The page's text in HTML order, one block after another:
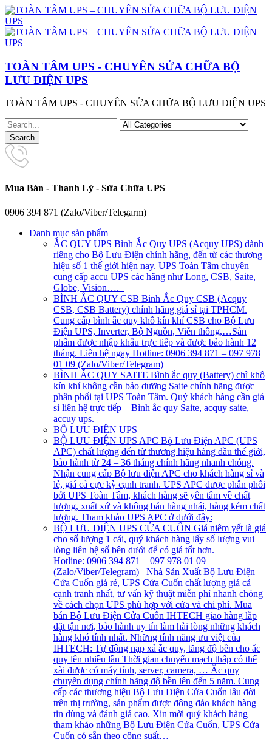
TOÀN TÂM UPS - CHUYÊN SỬA CHỮA BỘ
LƯU ĐIỆN UPS
TOÀN TÂM UPS - CHUYÊN SỬA CHỮA BỘ LƯU ĐIỆN UPS
Mua Bán - Thanh Lý - Sửa Chữa UPS
0906 394 871 (Zalo/Viber/Telegarm)
Danh mục sản phẩm
ẮC QUY UPS Bình Ắc Quy UPS (Acquy UPS) dành
riêng cho Bộ Lưu Điện chính hãng, đến từ các thương
hiệu số 1 thế giới hiện nay. UPS Toàn Tâm chuyên
cung cấp accu UPS các hãng như Long, CSB, Saite,
Globe, Vision….
BÌNH ẮC QUY CSB Bình Ắc Quy CSB (Acquy
CSB, CSB Battery) chính hãng giá sỉ tại TPHCM.
Cung cấp bình ắc quy khô kín khí CSB cho Bộ Lưu
Điện UPS, Inverter, Bộ Nguồn, Viễn thông,…Sản
phẩm được nhập khẩu trực tiếp và được bảo hành 12
tháng. Liên hệ ngay Hotline: 0906 394 871 – 097 978
01 09 (Zalo/Viber/Telegram)
BÌNH ẮC QUY SAITE Bình ắc quy (Battery) chì khô
kín khí không cần bảo dưỡng Saite chính hãng được
phân phối tại UPS Toàn Tâm. Quý khách hàng cần giá
sỉ liên hệ trực tiếp – Bình ắc quy Saite, acquy saite,
accuy ups.
BỘ LƯU ĐIỆN UPS
BỘ LƯU ĐIỆN UPS APC Bộ Lưu Điện APC (UPS
APC) chất lượng đến từ thương hiệu hàng đầu thế giới,
bảo hành từ 24 – 36 tháng chính hãng nhanh chóng.
Nhận cung cấp Bộ lưu điện APC cho khách hàng sỉ và
lẻ, giá cả cực kỳ cạnh tranh. UPS APC được phân phối
bởi UPS Toàn Tâm, khách hàng sẽ yên tâm về chất
lượng, xuất xứ và không bán hàng nhái, hàng kém chất
lượng. Tham khảo UPS APC ở dưới đây:
BỘ LƯU ĐIỆN UPS CỬA CUỐN Giá niêm yết là giá
cho số lượng 1 cái, quý khách hàng lấy số lượng vui
lòng liên hệ số bên dưới để có giá tốt hơn.
Hotline: 0906 394 871 – 097 978 01 09
(Zalo/Viber/Telegram) Nhà Sản Xuất Bộ Lưu Điện
Cửa Cuốn giá rẻ, UPS Cửa Cuốn chất lượng giá cả
cạnh tranh nhất, tư vấn kỹ thuật miễn phí nhanh chóng
về cách chọn UPS phù hợp với cửa và chi phí. Mua
bán Bộ Lưu Điện Cửa Cuốn IHTECH giao hàng lắp
đặt tận nơi, bảo hành uy tín làm hài lòng những khách
hàng khó tính nhất. Những tính năng ưu việt của
IHTECH: Tự động nạp xả ắc quy, tăng độ bền cho ắc
quy lên nhiều lần Thời gian chuyển mạch thấp có thể
xài được có máy tính, server, camera, … Ắc quy
chuyên dụng chính hãng độ bền lên đến 5 năm. Cung
cấp các thương hiệu Bộ Lưu Điện Cửa Cuốn lâu đời
trên thị trường, sản phẩm được đông đảo khách hàng
tin dùng và đánh giá cao. Xin mời quý khách hàng
tham khảo những Bộ Lưu Điện Cửa Cuốn, UPS Cửa
Cuốn có sẵn theo công suất…